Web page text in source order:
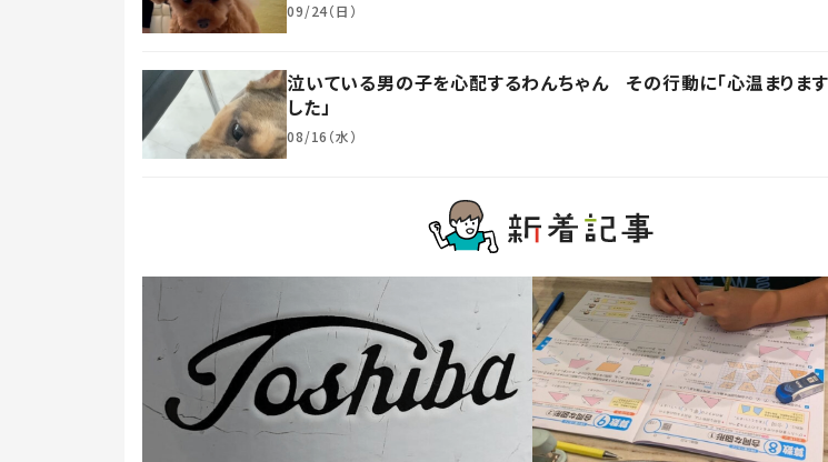
09/24（日）
泣いている男の子を心配するわんちゃん その行動に「心温まります
した」
08/16（水）